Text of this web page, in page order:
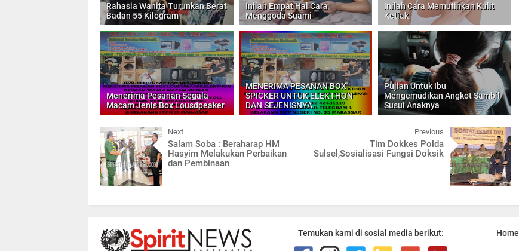
Rahasia Wanita Turunkan Berat
Badan 55 Kilogram
Inilah Empat Hal Cara
Menggoda Suami
Inilah Cara Memutihkan Kulit
Ketiak
Menerima Pesanan Segala
Macam Jenis Box Lousdpeaker
MENERIMA PESANAN BOX
SPICKER UNTUK ELEKTHON
DAN SEJENISNYA
Pujian Untuk Ibu
Mengemudikan Angkot Sambil
Susui Anaknya
Next
Salam Soba : Beraharap HM
Hasyim Melakukan Perbaikan
dan Pembinaan
Previous
Tim Dokkes Polda
Sulsel,Sosialisasi Fungsi Doksik
Temukan kami di sosial media berikut: Home